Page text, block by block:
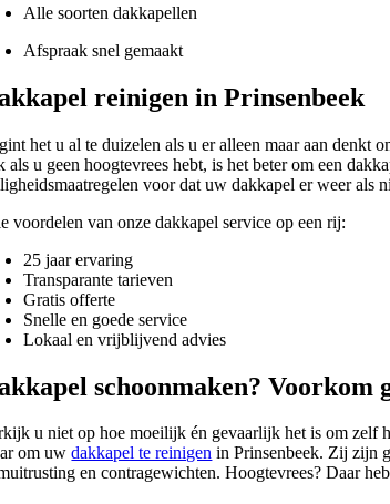
Alle soorten dakkapellen
Afspraak snel gemaakt
reinigen in Prinsenbeek
het u al te duizelen als u er alleen maar aan denkt
als u geen hoogtevrees hebt, is het beter om een
voor dat uw dakkapel er weer als
voordelen van onze dakkapel service op een rij:
25 jaar ervaring
Transparante tarieven
Gratis offerte
Snelle en goede service
Lokaal en vrijblijvend advies
schoonmaken? Voorkom
u niet op hoe moeilijk én gevaarlijk het is om zelf
om uwdakkapel te reinigen in Prinsenbeek. Zij zijn
en contragewichten. Hoogtevrees? Daar